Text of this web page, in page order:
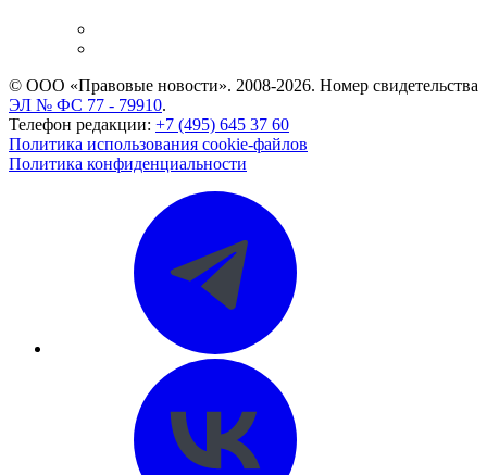
© ООО «Правовые новости». 2008-2026. Номер свидетельства
ЭЛ № ФС 77 - 79910.
Телефон редакции: +7 (495) 645 37 60
Политика использования cookie-файлов
Политика конфиденциальности